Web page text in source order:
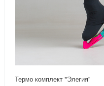
Термо комплект "Элегия"